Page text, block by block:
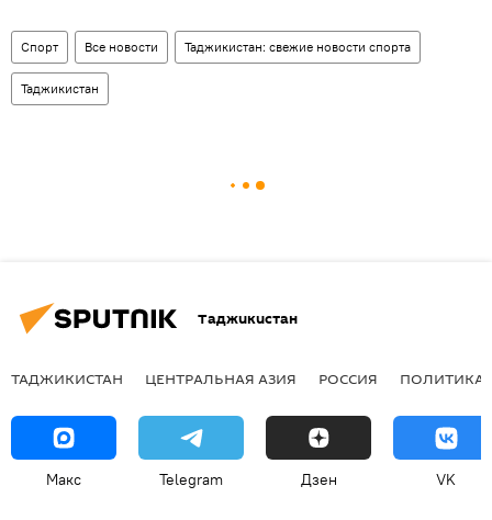
Спорт Все новости Таджикистан: свежие новости спорта
Таджикистан
Таджикистан
ТАДЖИКИСТАН ЦЕНТРАЛЬНАЯ АЗИЯ РОССИЯ ПОЛИТИКА
Макс Telegram Дзен VK